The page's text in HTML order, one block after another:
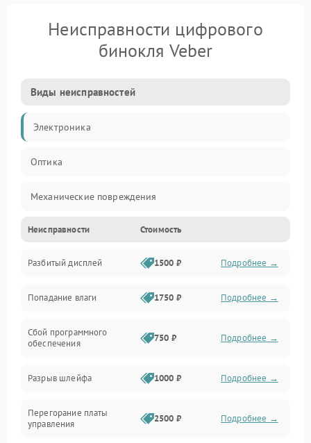
Неисправности цифрового
бинокля Veber
Виды неисправностей
Электроника
Оптика
Механические повреждения
Видео
Механика
Управление
Электропитание
Неисправности Стоимость
Разбитый дисплей 1500 ₽ Подробнее →
Попадание влаги 1750 ₽ Подробнее →
Сбой программного
обеспечения
750 ₽ Подробнее →
Разрыв шлейфа 1000 ₽ Подробнее →
Перегорание платы
управления
2500 ₽ Подробнее →